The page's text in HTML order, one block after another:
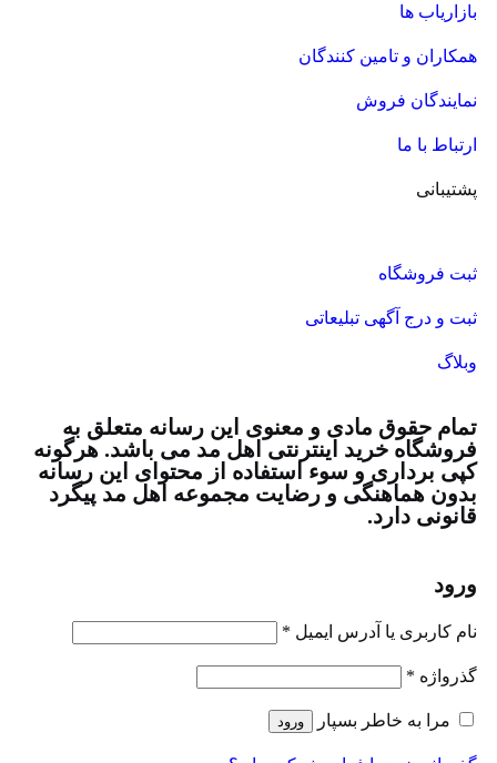
ها
و تامین کنندگان
فروش
با ما
فروشگاه
و درج آگهی تبلیعاتی
حقوق مادی و معنوی این رسانه متعلق به
خرید اینترنتی اهل مد می باشد. هرگونه
برداری و سوء استفاده از محتوای این رسانه
هماهنگی و رضایت مجموعه اهل مد پیگرد
دارد.
کاربری یا آدرس ایمیل*
*
مرا به خاطر بسپار ورود